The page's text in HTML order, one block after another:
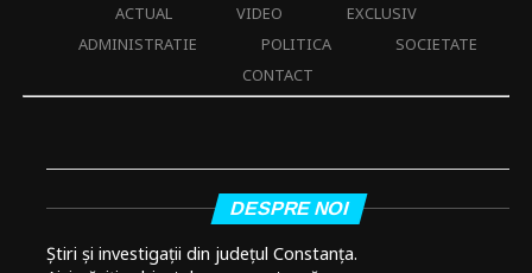
ACTUAL VIDEO
EXCLUSIV
ADMINISTRATIE
POLITICA
SOCIETATE
CONTACT
DESPRE NOI
Știri și investigații din județul Constanța.